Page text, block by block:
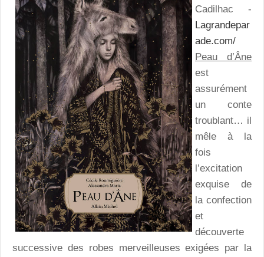
Cadilhac -
Lagrandepar
ade.com/
Peau d’Âne
est
assurément
un conte
troublant… il
mêle à la
fois
l’excitation
exquise de
la confection
et
découverte
successive des robes merveilleuses exigées par la